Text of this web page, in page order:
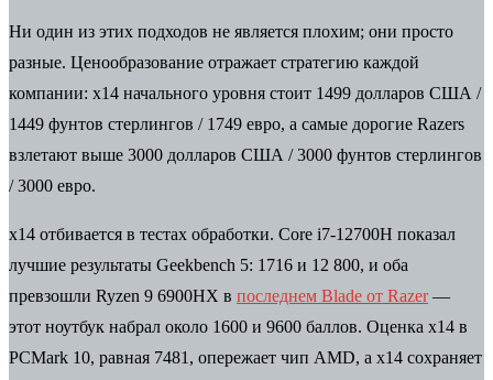
Ни один из этих подходов не является плохим; они просто
разные. Ценообразование отражает стратегию каждой
компании: x14 начального уровня стоит 1499 долларов США /
1449 фунтов стерлингов / 1749 евро, а самые дорогие Razers
взлетают выше 3000 долларов США / 3000 фунтов стерлингов
/ 3000 евро.
x14 отбивается в тестах обработки. Core i7-12700H показал
лучшие результаты Geekbench 5: 1716 и 12 800, и оба
превзошли Ryzen 9 6900HX в последнем Blade от Razer—
этот ноутбук набрал около 1600 и 9600 баллов. Оценка x14 в
PCMark 10, равная 7481, опережает чип AMD, а x14 сохраняет